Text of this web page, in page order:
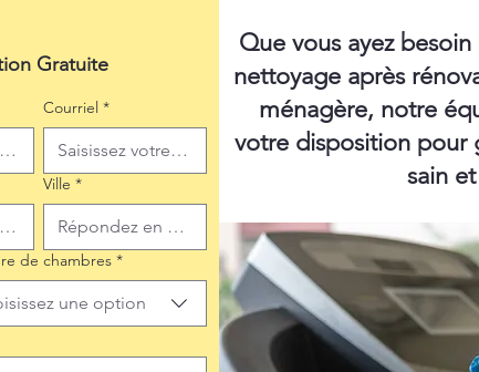
Gratuite
Courriel *
Ville *
de chambres *
une option
Que vous ayez
nettoyage après
ménagère, notre
votre disposition pour
sain